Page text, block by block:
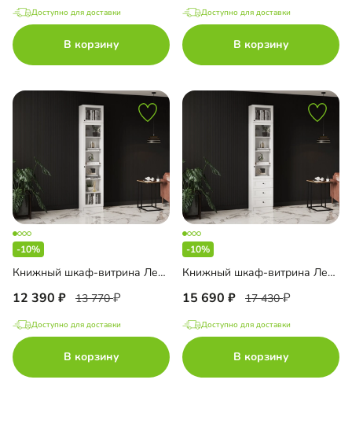
Доступно для доставки
В корзину
Доступно для доставки
В корзину
-10%
Книжный шкаф-витрина Лестер-1+А2 с антресолью
12 390 13 770
Доступно для доставки
В корзину
-10%
Книжный шкаф-витрина Лестер-5+А2 с антресолью
15 690 17 430
Доступно для доставки
В корзину